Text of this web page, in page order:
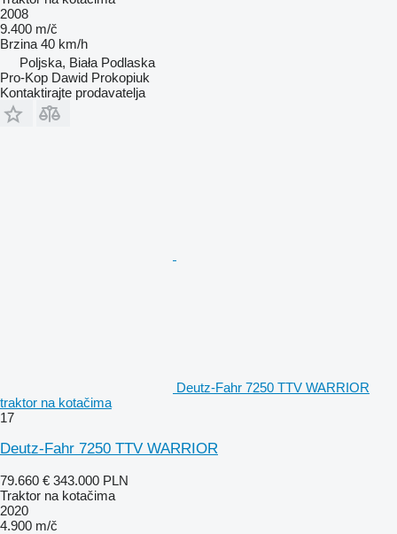
2008
9.400 m/č
Brzina 40 km/h
Poljska, Biała Podlaska
Pro-Kop Dawid Prokopiuk
Kontaktirajte prodavatelja
Deutz-Fahr 7250 TTV WARRIOR
traktor na kotačima
17
Deutz-Fahr 7250 TTV WARRIOR
79.660 € 343.000 PLN
Traktor na kotačima
2020
4.900 m/č